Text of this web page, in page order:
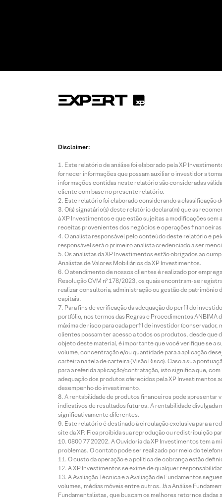
Disclaimer:
Este relatório de análise foi elaborado pela XP
fornecer informações que possam auxiliar o investidor a
informações contidas neste relatório são consideradas
cliente com base no presente relatório.
Este relatório foi elaborado considerando a classificação
O(s) signatário(s) deste relatório declara(m) que as
à XP Investimentos e que estão sujeitas a modificações
receitas provenientes dos negócios e operações
O analista responsável pelo conteúdo deste relatório e
responsável será o primeiro analista credenciado a ser
Os analistas da XP Investimentos estão obrigados ao
Analistas de Valores Mobiliários da XP Investimentos.
O atendimento de nossos clientes é realizado por
Resolução CVM nº 178/2023, os quais encontram-se
realizar consultoria, administração ou gestão de patrimônio
capitais.
Para fins de verificação da adequação do perfil do
portfólio, nos termos das Regras e Procedimentos
máxima de risco para cada perfil de investidor
clientes possam ter acesso a todos os produtos, desde que
objeto deste material, é importante que você verifique se a
volume, concentração e/ou quantidade para a aplicação
carteira na tela de carteira (Visão Risco). Caso a sua
para a referida aplicação/contratação, isto significa que,
adequação dos produtos oferecidos pela XP Investimentos
desempenho do investimento.
A rentabilidade de produtos financeiros pode apresentar
indicativos de resultados futuros. A rentabilidade divulgada
significativamente diferentes.
Este relatório é destinado à circulação exclusiva para a
site da XP. Fica proibida sua reprodução ou redistribuição
0800 77 20202. A Ouvidoria da XP Investimentos tem a
problemas. O contato pode ser realizado por meio do
O custo da operação e a política de cobrança estão
A XP Investimentos se exime de qualquer
A Avaliação Técnica e a Avaliação de Fundamentos
volumes, médias móveis entre outros. Já a Análise
Fundamentalistas, que buscam os melhores retornos